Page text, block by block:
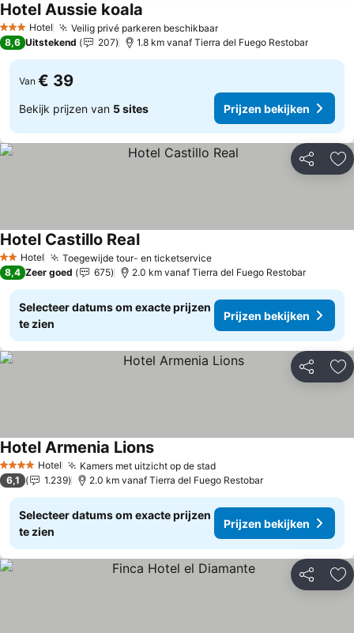
3 SterrenHotel Veilig privé parkeren beschikbaar
Hotel Aussie koala
8,6 Uitstekend 207 1.8 km vanaf Tierra del Fuego Restobar
Van € 39
Bekijk prijzen van 5 sites Prijzen bekijken
Delen
2 Sterren
Hotel Toegewijde tour- en ticketservice
Hotel Castillo Real
8,4 Zeer goed 675 2.0 km vanaf Tierra del Fuego Restobar
Selecteer datums om exacte prijzen
te zien
Prijzen bekijken
Delen
4 SterrenHotel Kamers met uitzicht op de stad
Hotel Armenia Lions
6,1 1.239 2.0 km vanaf Tierra del Fuego Restobar
Selecteer datums om exacte prijzen
te zien
Prijzen bekijken
Delen